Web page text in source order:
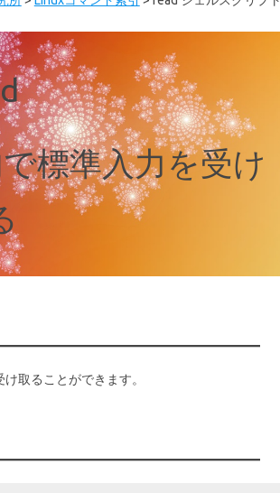
標準入力を受け
取ることができます。